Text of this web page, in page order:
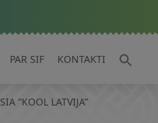
PAR SIF KONTAKTI
SIA “KOOL LATVIJA”